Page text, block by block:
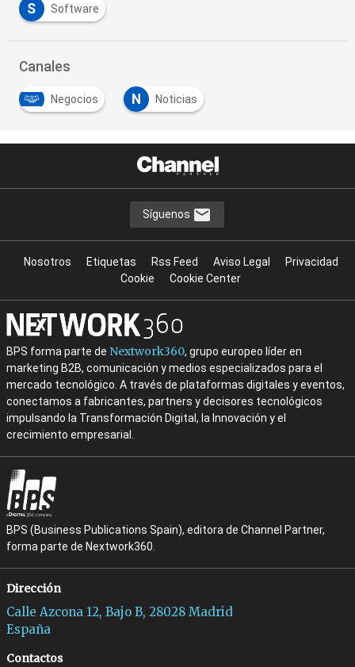
S Software
Canales
Negocios N Noticias
Síguenos
Nosotros Etiquetas Rss Feed Aviso Legal
Privacidad
Cookie
Cookie Center
BPS forma parte de Nextwork360, grupo europeo líder en
marketing B2B, comunicación y medios especializados para el
mercado tecnológico. A través de plataformas digitales y eventos,
conectamos a fabricantes, partners y decisores tecnológicos
impulsando la Transformación Digital, la Innovación y el
crecimiento empresarial.
BPS (Business Publications Spain), editora de Channel Partner,
forma parte de Nextwork360.
Dirección
Calle Azcona 12, Bajo B, 28028 Madrid
España
Contactos